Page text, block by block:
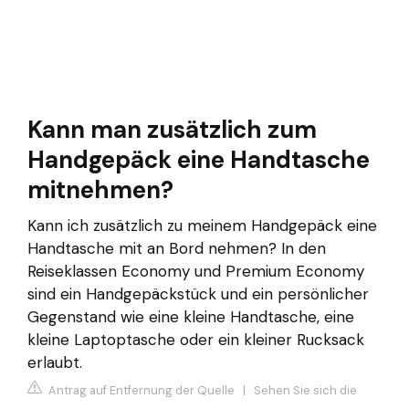
Kann man zusätzlich zum
Handgepäck eine Handtasche
mitnehmen?
Kann ich zusätzlich zu meinem Handgepäck eine
Handtasche mit an Bord nehmen? In den
Reiseklassen Economy und Premium Economy
sind ein Handgepäckstück und ein persönlicher
Gegenstand wie eine kleine Handtasche, eine
kleine Laptoptasche oder ein kleiner Rucksack
erlaubt.
Antrag auf Entfernung der Quelle | Sehen Sie sich die